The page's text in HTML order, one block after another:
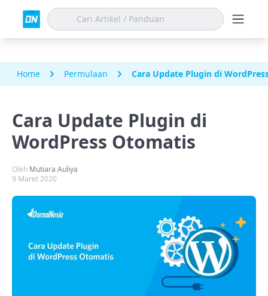
Home Permulaan Cara Update Plugin di
Cara Update Plugin di
WordPress Otomatis
Oleh Mutiara Auliya
9 Maret 2020